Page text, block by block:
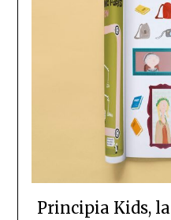
Principia Kids,